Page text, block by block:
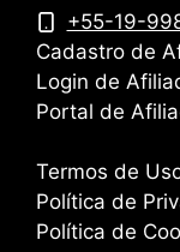
+55-19-
Cadastro de
Login de
Portal de
Termos de
Política de
Política de